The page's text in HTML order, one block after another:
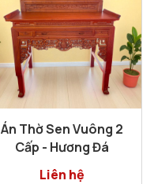
Án Thờ Sen Vuông 2
Cấp - Hương Đá
Liên hệ